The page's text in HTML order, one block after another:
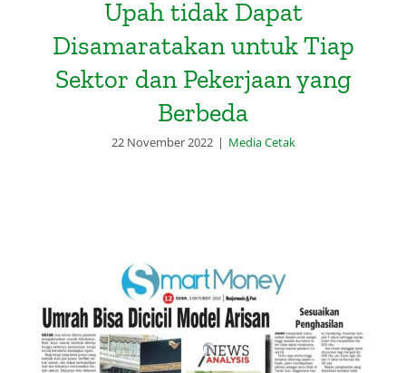
Upah tidak Dapat
Disamaratakan untuk Tiap
Sektor dan Pekerjaan yang
Berbeda
22 November 2022 | Media Cetak